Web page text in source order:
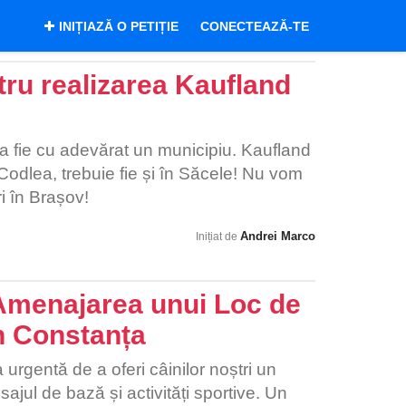
INIȚIAZĂ O PETIȚIE CONECTEAZĂ-TE
realizarea Kaufland
fie cu adevărat un municipiu. Kaufland
trebuie fie și în Săcele! Nu vom
în Brașov!
Inițiat de Andrei Marco
unui Loc de
Constanța
de a oferi câinilor noștri un
de bază și activități sportive. Un